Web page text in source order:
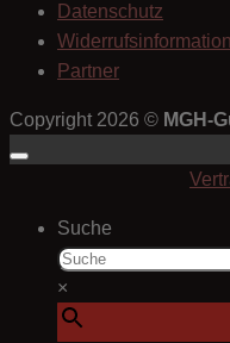
Datenschutz
Partner
Copyright 2026 © MGH-
Suche
×